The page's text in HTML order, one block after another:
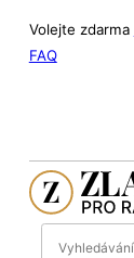
Volejte zdarma
FAQ